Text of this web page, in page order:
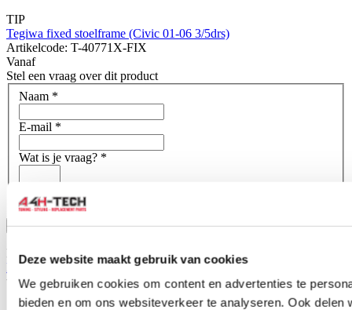
Deze website maakt gebruik van cookies
We gebruiken cookies om content en advertenties te
bieden en om ons websiteverkeer te analyseren. Ook
TIP
Tegiwa fixed stoelframe (Civic 01-06 3/5drs)
Artikelcode: T-40771X-FIX
Vanaf
Stel een vraag over dit product
Naam *
E-mail *
Wat is je vraag? *
Bevestig
Dit formulier wordt beschermd door reCAPTCHA - het
Privacybeleid van GoogleenServicevoorwaarden
toepassing.